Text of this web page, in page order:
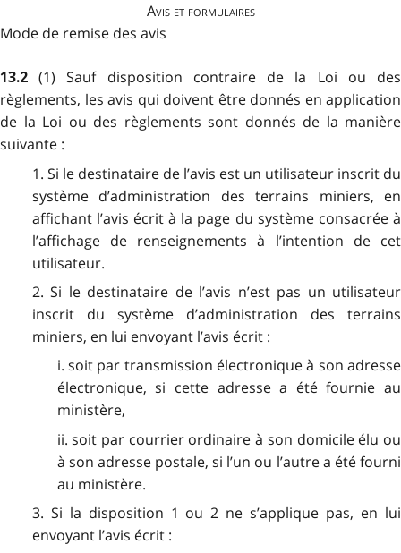
Avis et formulaires
Mode de remise des avis
13.2(1) Sauf disposition contraire de la Loi ou des
règlements, les avis qui doivent être donnés en application
de la Loi ou des règlements sont donnés de la manière
suivante :
1. Si le destinataire de l’avis est un utilisateur inscrit du
système d’administration des terrains miniers, en
affichant l’avis écrit à la page du système consacrée à
l’affichage de renseignements à l’intention de cet
utilisateur.
2. Si le destinataire de l’avis n’est pas un utilisateur
inscrit du système d’administration des terrains
miniers, en lui envoyant l’avis écrit :
i. soit par transmission électronique à son adresse
électronique, si cette adresse a été fournie au
ministère,
ii. soit par courrier ordinaire à son domicile élu ou
à son adresse postale, si l’un ou l’autre a été fourni
au ministère.
3. Si la disposition 1 ou 2 ne s’applique pas, en lui
envoyant l’avis écrit :